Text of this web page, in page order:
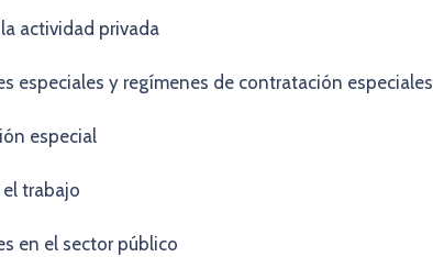
actividad privada
especiales y regímenes de contratación especiales
especial
trabajo
en el sector público